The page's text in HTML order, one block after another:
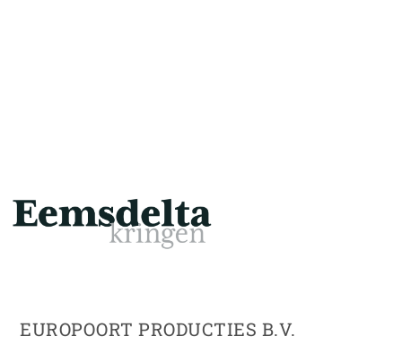
EUROPOORT PRODUCTIES B.V.